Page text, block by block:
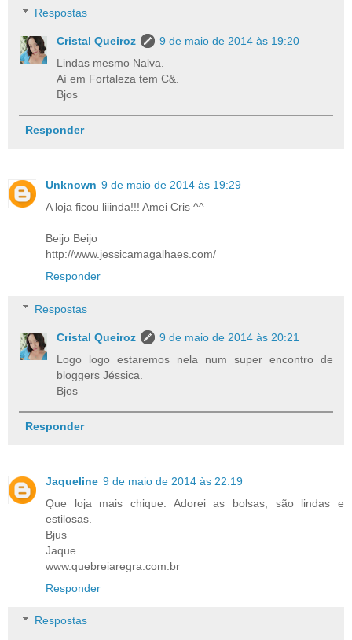
Respostas
Cristal Queiroz
9 de maio de 2014 às 19:20
Lindas mesmo Nalva.
Aí em Fortaleza tem C&.
Bjos
Responder
Unknown 9 de maio de 2014 às 19:29
A loja ficou liiinda!!! Amei Cris ^^
Beijo Beijo
http://www.jessicamagalhaes.com/
Responder
Respostas
Cristal Queiroz
9 de maio de 2014 às 20:21
Logo logo estaremos nela num super encontro de
bloggers Jéssica.
Bjos
Responder
Jaqueline 9 de maio de 2014 às 22:19
Que loja mais chique. Adorei as bolsas, são lindas e
estilosas.
Bjus
Jaque
www.quebreiaregra.com.br
Responder
Respostas